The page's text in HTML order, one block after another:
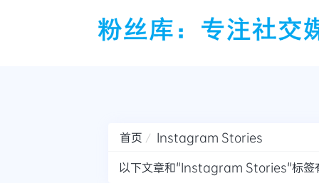
首页
Instagram Stories
以下文章和"Instagram Stories"标签